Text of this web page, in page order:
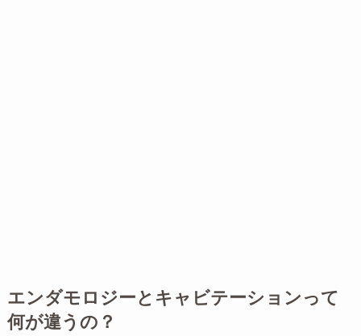
エンダモロジーとキャビテーションって
何が違うの？